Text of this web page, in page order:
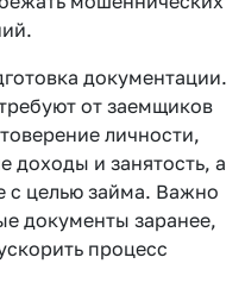
документации.
от заемщиков
личности,
и занятость, а
с целью займа. Важно
документы заранее,
процесс